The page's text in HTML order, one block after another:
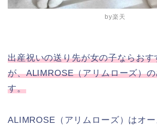
by楽天
出産祝いの送り先が女の子ならおす
が、ALIMROSE（アリムローズ）
す。
ALIMROSE（アリムローズ）はオ